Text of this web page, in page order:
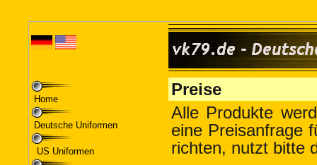
Home
Deutsche Uniformen
US Uniformen